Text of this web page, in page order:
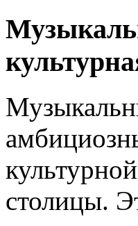
столицы.